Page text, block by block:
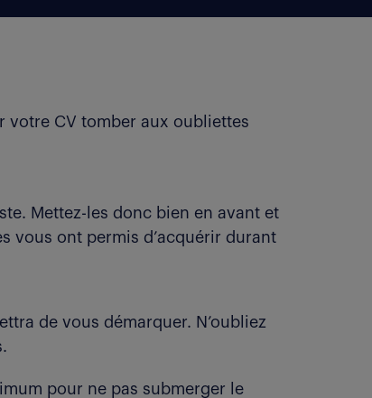
votre CV tomber aux oubliettes
Mettez-les donc bien en avant et
vous ont permis d’acquérir durant
de vous démarquer. N’oubliez
pour ne pas submerger le